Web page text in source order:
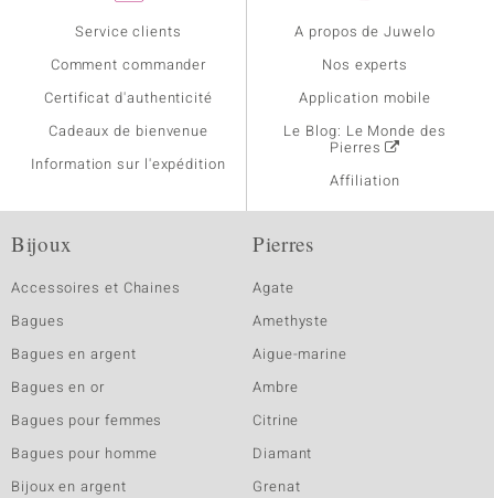
Service clients
Comment commander
Certificat d'authenticité
Cadeaux de bienvenue
Information sur l'expédition
A propos de Juwelo
Nos experts
Application mobile
Le Blog: Le Monde des
Pierres
Affiliation
Bijoux
Accessoires et Chaines
Bagues
Bagues en argent
Bagues en or
Bagues pour femmes
Bagues pour homme
Bijoux en argent
Pierres
Agate
Amethyste
Aigue-marine
Ambre
Citrine
Diamant
Grenat